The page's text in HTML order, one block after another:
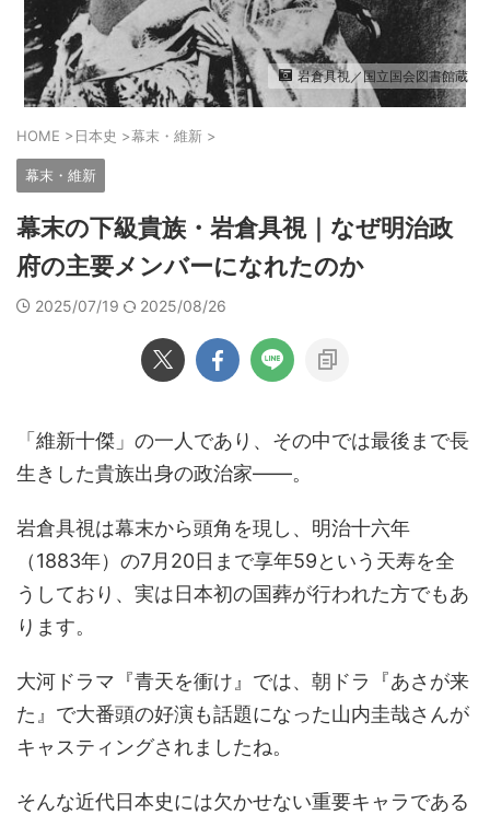
岩倉具視／国立国会図書館蔵
HOME >日本史 >幕末・維新 >
幕末・維新
幕末の下級貴族・岩倉具視｜なぜ明治政
府の主要メンバーになれたのか
2025/07/19 2025/08/26
「維新十傑」の一人であり、その中では最後まで長
生きした貴族出身の政治家――。
岩倉具視は幕末から頭角を現し、明治十六年
（1883年）の7月20日まで享年59という天寿を全
うしており、実は日本初の国葬が行われた方でもあ
ります。
大河ドラマ『青天を衝け』では、朝ドラ『あさが来
た』で大番頭の好演も話題になった山内圭哉さんが
キャスティングされましたね。
そんな近代日本史には欠かせない重要キャラである